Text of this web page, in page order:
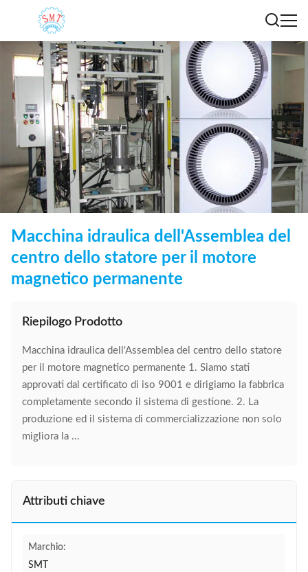
Macchina idraulica dell'Assemblea del
centro dello statore per il motore
magnetico permanente
Riepilogo Prodotto
Macchina idraulica dell'Assemblea del centro dello statore
per il motore magnetico permanente 1. Siamo stati
approvati dal certificato di iso 9001 e dirigiamo la fabbrica
completamente secondo il sistema di gestione. 2. La
produzione ed il sistema di commercializzazione non solo
migliora la ...
Attributi chiave
Marchio:
SMT